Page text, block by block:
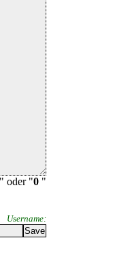
" oder "0 "
Username: